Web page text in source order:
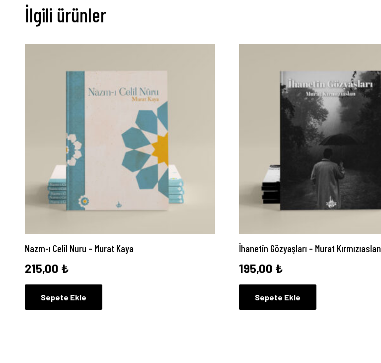
İlgili ürünler
Nazm-ı Celîl Nuru – Murat Kaya
215,00 ₺
Sepete Ekle
İhanetin Gözyaşları – Murat Kırmızıaslan
195,00 ₺
Sepete Ekle